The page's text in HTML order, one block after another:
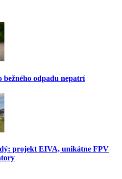
bežného odpadu nepatrí
projekt EIVA, unikátne FPV